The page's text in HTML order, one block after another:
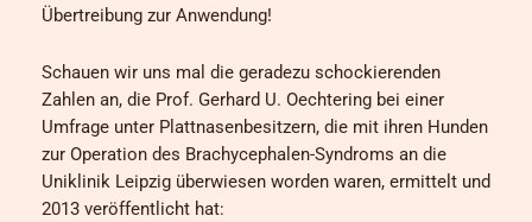
Übertreibung zur Anwendung!
Schauen wir uns mal die geradezu schockierenden
Zahlen an, die Prof. Gerhard U. Oechtering bei einer
Umfrage unter Plattnasenbesitzern, die mit ihren Hunden
zur Operation des Brachycephalen-Syndroms an die
Uniklinik Leipzig überwiesen worden waren, ermittelt und
2013 veröffentlicht hat: